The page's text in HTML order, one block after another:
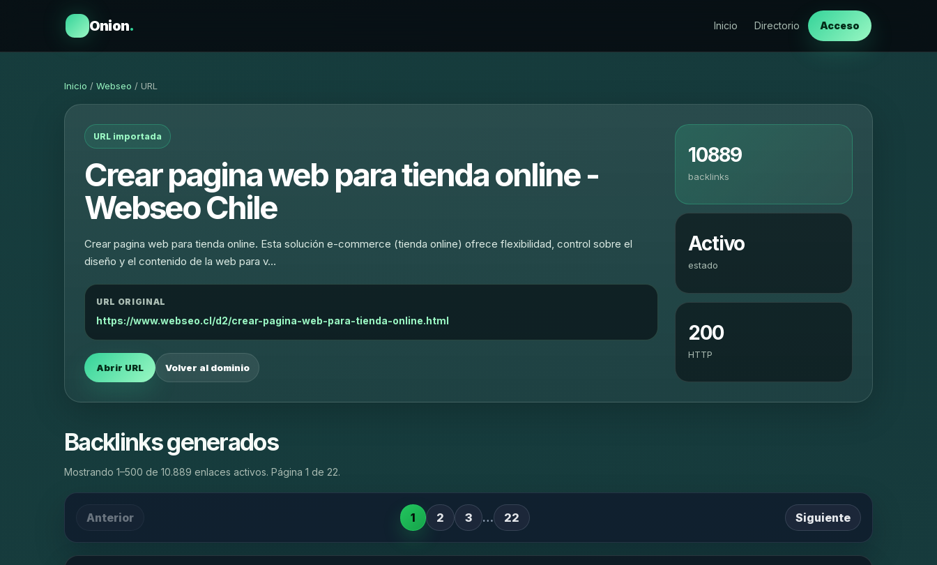
Onion. Inicio Directorio Acceso
Inicio / Webseo / URL
URL importada
Crear pagina web para tienda online -
Webseo Chile
Crear pagina web para tienda online. Esta solución e-commerce (tienda online) ofrece flexibilidad, control sobre el
diseño y el contenido de la web para v…
URL ORIGINAL
https://www.webseo.cl/d2/crear-pagina-web-para-tienda-online.html
Abrir URL Volver al dominio
10889
backlinks
Activo
estado
200
HTTP
Backlinks generados
Mostrando 1–500 de 10.889 enlaces activos. Página 1 de 22.
Anterior 1 2 3 … 22 Siguiente